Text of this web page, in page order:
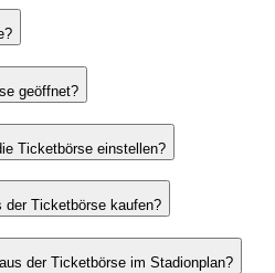
geöffnet?
Ticketbörse einstellen?
Ticketbörse kaufen?
der Ticketbörse im Stadionplan?